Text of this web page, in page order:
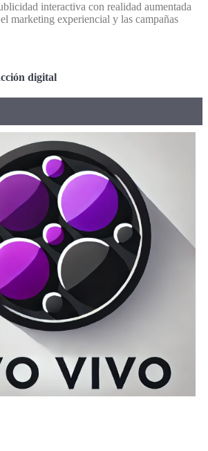
interactiva con realidad aumentada
marketing experiencial y las campañas
digital